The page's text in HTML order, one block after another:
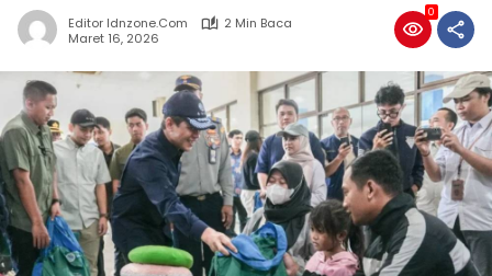
Editor Idnzone.com
2 Min Baca
Maret 16, 2026
0